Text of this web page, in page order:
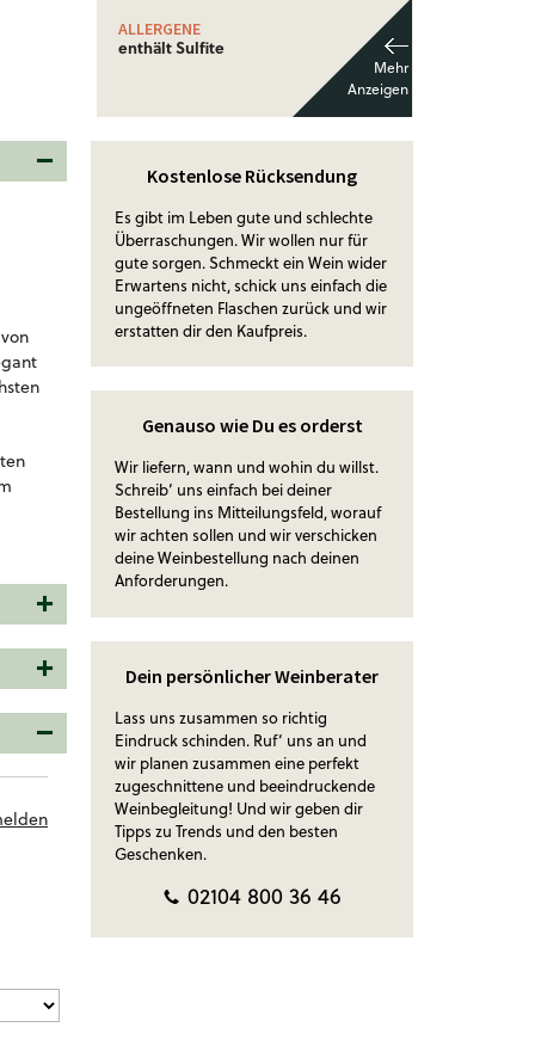
ALLERGENE
enthält Sulfite
Kostenlose Rücksendung
Es gibt im Leben gute und schlechte
Überraschungen. Wir wollen nur für
gute sorgen. Schmeckt ein Wein wider
Erwartens nicht, schick uns einfach die
ungeöffneten Flaschen zurück und wir
erstatten dir den Kaufpreis.
Genauso wie Du es orderst
Wir liefern, wann und wohin du willst.
Schreib‘ uns einfach bei deiner
Bestellung ins Mitteilungsfeld, worauf
wir achten sollen und wir verschicken
deine Weinbestellung nach deinen
Anforderungen.
Dein persönlicher Weinberater
Lass uns zusammen so richtig
Eindruck schinden. Ruf‘ uns an und
wir planen zusammen eine perfekt
zugeschnittene und beeindruckende
Weinbegleitung! Und wir geben dir
Tipps zu Trends und den besten
Geschenken.
02104 800 36 46